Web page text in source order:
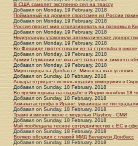
В США самолет экстренно сел на трассу
Добавил on Monday, 19 February. 2018
Пойманный на допинге спортсмен из России
Добавил on Monday, 19 February. 2018
Россия просит мир отреагировать на погромы в
Добавил on Monday, 19 February. 2018
Нидерланды узаконили автоматическое
Добавил on Monday, 19 February. 2018
Во Флориде протестовали из-за стрельбы в школе
Добавил on Monday, 19 February. 2018
Армии Германии не хватает палаток и зимнего
Добавил on Monday, 19 February. 2018
Миротворцы на Донбассе: Минск назвал условия
Добавил on Sunday, 18 February. 2018
Анкара отрицает использования химоружия в
Добавил on Sunday, 18 February. 2018
Во время взрыва на свадьбе в Индии погибли 18
Добавил on Sunday, 18 February. 2018
Авиакатастрофа в Иране: украинцы не пострадали
Добавил on Sunday, 18 February. 2018
Трамп изменял жене с моделью Playboy - СМИ
Добавил on Sunday, 18 February. 2018
Мэй пообещала тесное сотрудничество с ЕС в
Добавил on Sunday, 18 February. 2018
Волкер обсудил с главой МИД Беларуси Донбасс
Добавил on Sunday, 18 February. 2018